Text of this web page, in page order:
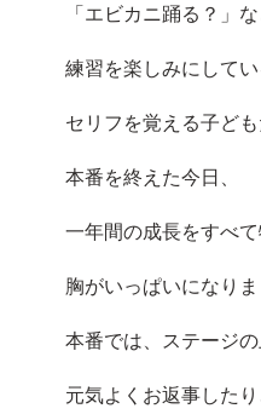
「エビカニ踊る？」
練習を楽しみにして
セリフを覚える子ども
本番を終えた今日、
一年間の成長をすべて
胸がいっぱいになり
本番では、ステージ
元気よくお返事したり